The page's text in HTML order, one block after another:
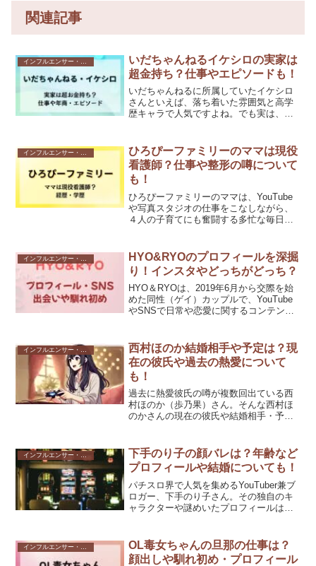
関連記事
インフルエンサー・Youtuber
いだちゃんねるイケシロの実家は
超金持ち？仕事やエピソードも！
いだちゃんねるに所属していたイケシロ
さんといえば、落ち着いた雰囲気と高学
歴キャラで人気ですよね。でも実は、
く、お父さんの仕事は年商200億円規模の
会社の経営なんだとか…！...
インフルエンサー・Youtuber
ひろぴーファミリーのママは現役
看護師？仕事や整形の噂について
も！
ひろぴーファミリーのママは、YouTube
や写真スタジオの仕事をこなしながら、
４人の子育てにも奮闘する多忙な毎日を
てをしながらインフルエンサーとしても
活躍するママの年収...
HYO&RYOのプロフィールを深掘
り！インスタやどっちがどっち？
HYO＆RYOは、2019年6月から交際を始
めた同性（ゲイ）カップルで、YouTube
やSNSで日常や恋愛に関するコンテンツ
人を超え、自分らしく生きることの大...
インフルエンサー・Youtuber
西村ほのか結婚相手や予定は？現
在の彼氏や過去の熱愛について
も！
過去に熱愛彼氏の噂が複数回出ている西
村ほのか（歩乃果）さん。そんな西村ほ
のかさんの現在の彼氏や結婚相手・予定
詳しく解説します。西村ほのか結婚相手
や予定は？2025年3月...
インフルエンサー・Youtuber
下手のり子の顔バレは？年齢など
プロフィールや結婚についても！
パチスロ界で人気を集めるYouTuber兼ブ
ロガー、下手のり子さん。その独自のキ
ャラクターや謎めいたプロフィールは多
は気になる年収についても話題が絶えま
せん。この記事で...
OL毒女ちゃんの旦那の仕事は？
顔出しや馴れ初め・プロフィール